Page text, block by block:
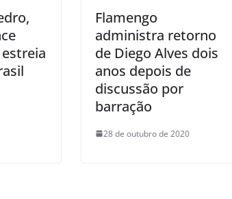
Flamengo
administra retorno
de Diego Alves dois
anos depois de
discussão por
barração
28 de outubro de 2020